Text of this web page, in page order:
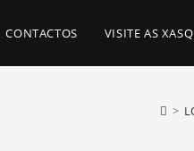
CONTACTOS VISITE AS
>